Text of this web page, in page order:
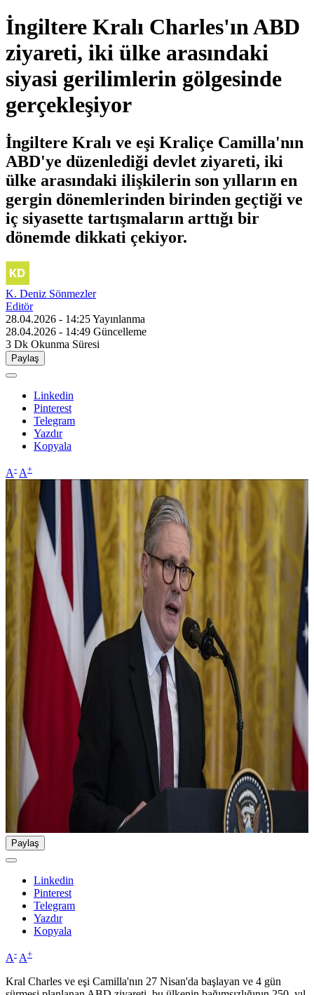
İngiltere Kralı Charles'ın ABD
ziyareti, iki ülke arasındaki
siyasi gerilimlerin gölgesinde
gerçekleşiyor
İngiltere Kralı ve eşi Kraliçe Camilla'nın
ABD'ye düzenlediği devlet ziyareti, iki
ülke arasındaki ilişkilerin son yılların en
gergin dönemlerinden birinden geçtiği ve
iç siyasette tartışmaların arttığı bir
dönemde dikkati çekiyor.
K. Deniz Sönmezler
Editör
28.04.2026 - 14:25Yayınlanma
28.04.2026 - 14:49 Güncelleme
3 Dk Okunma Süresi
Paylaş
Linkedin
Pinterest
Telegram
Yazdır
Kopyala
A- A+
Paylaş
Linkedin
Pinterest
Telegram
Yazdır
Kopyala
A- A+
Kral Charles ve eşi Camilla'nın 27 Nisan'da başlayan ve 4 gün